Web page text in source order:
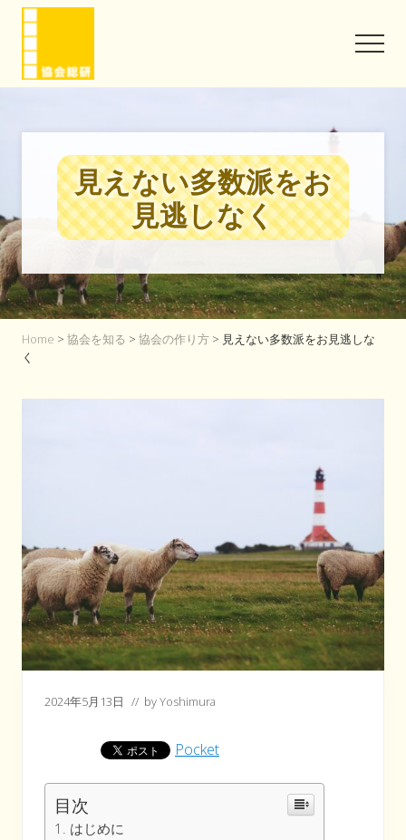
Menu
Skip
main
content
Skip
footer
協
と
を
味
方
に
見えない多数派をお
見逃しなく
Home > 協会を知る > 協会の作り方 > 見えない多数派をお見逃しな
く
2024年5月13日 // byYoshimura
Pocket
目次
はじめに